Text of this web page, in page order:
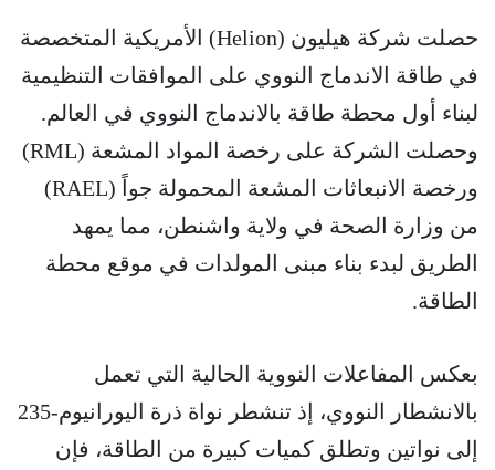
حصلت شركة هيليون (Helion) الأمريكية المتخصصة
في طاقة الاندماج النووي على الموافقات التنظيمية
لبناء أول محطة طاقة بالاندماج النووي في العالم.
وحصلت الشركة على رخصة المواد المشعة (RML)
ورخصة الانبعاثات المشعة المحمولة جواً (RAEL)
من وزارة الصحة في ولاية واشنطن، مما يمهد
الطريق لبدء بناء مبنى المولدات في موقع محطة
الطاقة.
بعكس المفاعلات النووية الحالية التي تعمل
بالانشطار النووي، إذ تنشطر نواة ذرة اليورانيوم-235
إلى نواتين وتطلق كميات كبيرة من الطاقة، فإن